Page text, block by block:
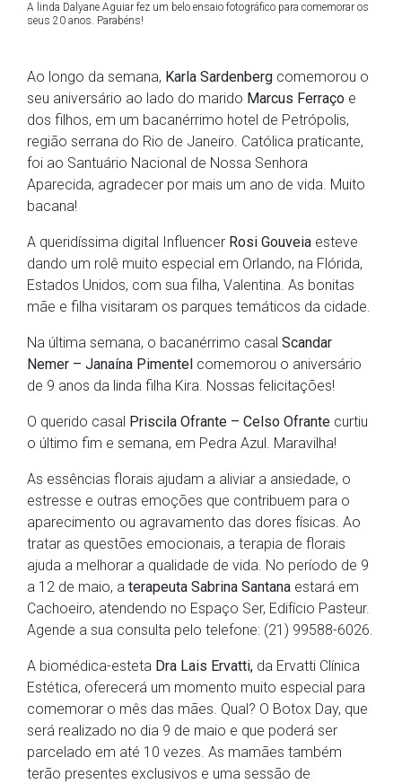
A linda Dalyane Aguiar fez um belo ensaio fotográfico para comemorar os
seus 20 anos. Parabéns!
Ao longo da semana, Karla Sardenberg comemorou o
seu aniversário ao lado do marido Marcus Ferraço e
dos filhos, em um bacanérrimo hotel de Petrópolis,
região serrana do Rio de Janeiro. Católica praticante,
foi ao Santuário Nacional de Nossa Senhora
Aparecida, agradecer por mais um ano de vida. Muito
bacana!
A queridíssima digital Influencer Rosi Gouveia esteve
dando um rolê muito especial em Orlando, na Flórida,
Estados Unidos, com sua filha, Valentina. As bonitas
mãe e filha visitaram os parques temáticos da cidade.
Na última semana, o bacanérrimo casal Scandar
Nemer – Janaína Pimentel comemorou o aniversário
de 9 anos da linda filha Kira. Nossas felicitações!
O querido casal Priscila Ofrante – Celso Ofrante curtiu
o último fim e semana, em Pedra Azul. Maravilha!
As essências florais ajudam a aliviar a ansiedade, o
estresse e outras emoções que contribuem para o
aparecimento ou agravamento das dores físicas. Ao
tratar as questões emocionais, a terapia de florais
ajuda a melhorar a qualidade de vida. No período de 9
a 12 de maio, a terapeuta Sabrina Santana estará em
Cachoeiro, atendendo no Espaço Ser, Edifício Pasteur.
Agende a sua consulta pelo telefone: (21) 99588-6026.
A biomédica-esteta Dra Lais Ervatti, da Ervatti Clínica
Estética, oferecerá um momento muito especial para
comemorar o mês das mães. Qual? O Botox Day, que
será realizado no dia 9 de maio e que poderá ser
parcelado em até 10 vezes. As mamães também
terão presentes exclusivos e uma sessão de